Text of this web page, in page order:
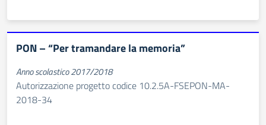
PON – “Per tramandare la memoria”
Anno scolastico 2017/2018
Autorizzazione progetto codice 10.2.5A-FSEPON-MA-
2018-34